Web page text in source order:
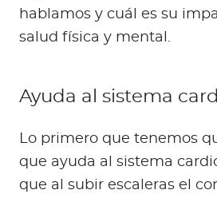
hablamos y cuál es su
salud física y mental.
Ayuda al sistema
Lo primero que tenemos
que ayuda al sistema
que al subir escaleras el